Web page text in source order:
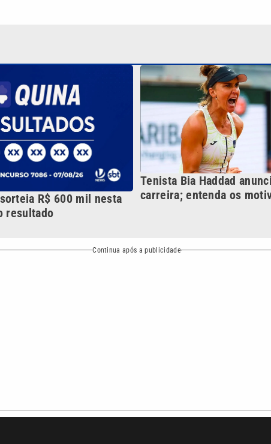
resultado
Continua após a publicidade
Esportes Mundo
Política Variedades